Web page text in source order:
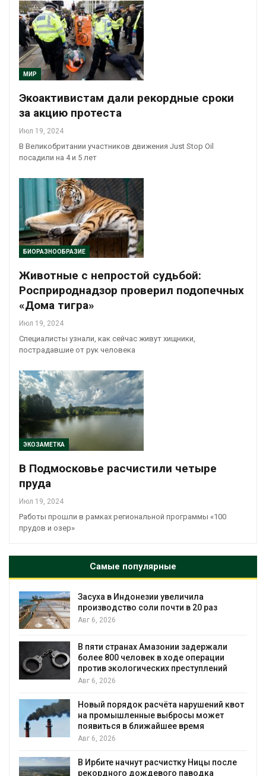
МИР
Экоактивистам дали рекордные сроки
за акцию протеста
Июл 19, 2024
В Великобритании участников движения Just Stop Oil
посадили на 4 и 5 лет
БИОРАЗНООБРАЗИЕ
Животные с непростой судьбой:
Росприроднадзор проверил подопечных
«Дома тигра»
Июл 19, 2024
Специалисты узнали, как сейчас живут хищники,
пострадавшие от рук человека
ЭКОЗАМЕТКА
В Подмосковье расчистили четыре
пруда
Июл 19, 2024
Работы прошли в рамках региональной программы «100
прудов и озер»
Самые популярные
Засуха в Индонезии увеличила
производство соли почти в 20 раз
Авг 6, 2026
В пяти странах Амазонии задержали
более 800 человек в ходе операции
против экологических преступлений
Авг 6, 2026
Новый порядок расчёта нарушений квот
на промышленные выбросы может
появиться в ближайшее время
Авг 6, 2026
В Ирбите начнут расчистку Ницы после
рекордного дождевого паводка